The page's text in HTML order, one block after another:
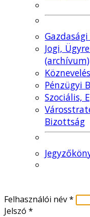
Jogi,
(archívum)
Pénzügyi
Szociális,
Bizottság
Felhasználói név*
Jelszó *